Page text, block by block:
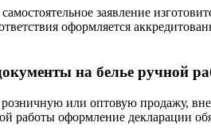
заявление
оформляется
на белье ручной
или оптовую продажу,
работы оформление декларации